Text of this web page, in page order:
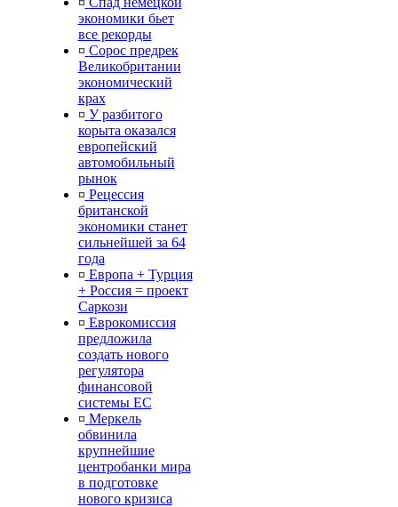
экономики бьет
все рекорды
¤ Сорос предрек
Великобритании
экономический
крах
¤ У разбитого
корыта оказался
европейский
автомобильный
рынок
¤ Рецессия
британской
экономики станет
сильнейшей за 64
года
¤ Европа + Турция
+ Россия = проект
Саркози
¤ Еврокомиссия
предложила
создать нового
регулятора
финансовой
системы ЕС
¤ Меркель
обвинила
крупнейшие
центробанки мира
в подготовке
нового кризиса